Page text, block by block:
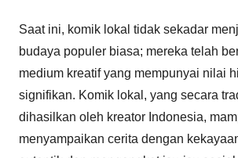
Saat ini, komik lokal tidak sekadar
budaya populer biasa; mereka telah
medium kreatif yang mempunyai nilai
signifikan. Komik lokal, yang secara
dihasilkan oleh kreator Indonesia,
menyampaikan cerita dengan